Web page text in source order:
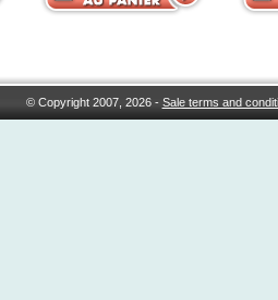
© Copyright 2007, 2026 - Sale terms and